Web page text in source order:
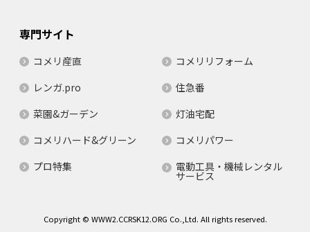
専門サイト
コメリ産直
コメリリフォーム
レンガ.pro
住急番
菜園&ガーデン
灯油宅配
コメリハード&グリーン
コメリパワー
プロ特集
電動工具・機械レンタル
サービス
Copyright © WWW2.CCRSK12.ORG Co.,Ltd. All rights reserved.